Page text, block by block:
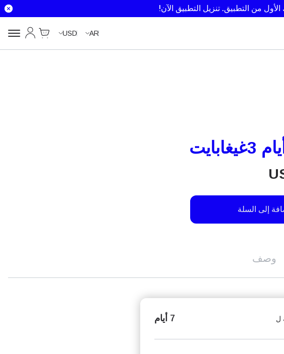
تنزيل التطبيق الآن!
AR
USD
Cart
حسابي
إلى السلة
وصف
ل 7 أيام